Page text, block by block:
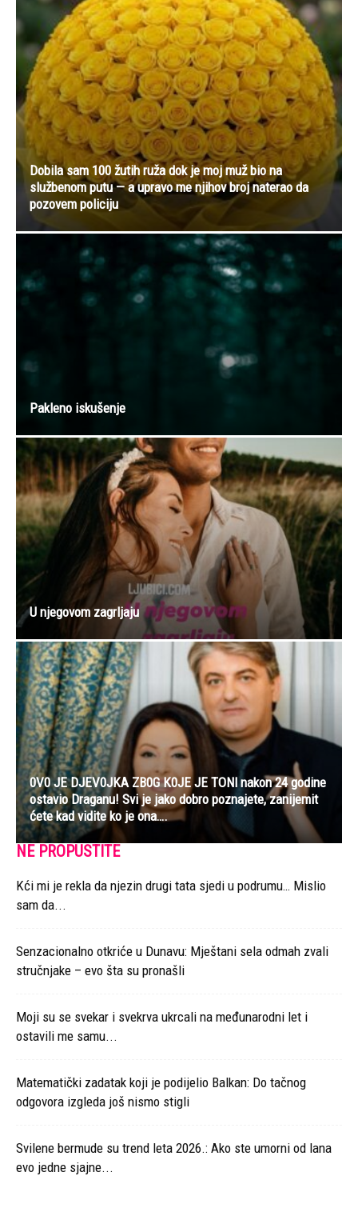
Dobila sam 100 žutih ruža dok je moj muž bio na
službenom putu — a upravo me njihov broj naterao da
pozovem policiju
Pakleno iskušenje
U njegovom zagrljaju
0V0 JE DJEV0JKA ZB0G K0JE JE TONl nakon 24 godine
ostavio Draganu! Svi je jako dobro poznajete, zanijemit
ćete kad vidite ko je ona….
NE PROPUSTITE
Kći mi je rekla da njezin drugi tata sjedi u podrumu… Mislio
sam da...
Senzacionalno otkriće u Dunavu: Mještani sela odmah zvali
stručnjake – evo šta su pronašli
Moji su se svekar i svekrva ukrcali na međunarodni let i
ostavili me samu...
Matematički zadatak koji je podijelio Balkan: Do tačnog
odgovora izgleda još nismo stigli
Svilene bermude su trend leta 2026.: Ako ste umorni od lana
evo jedne sjajne...